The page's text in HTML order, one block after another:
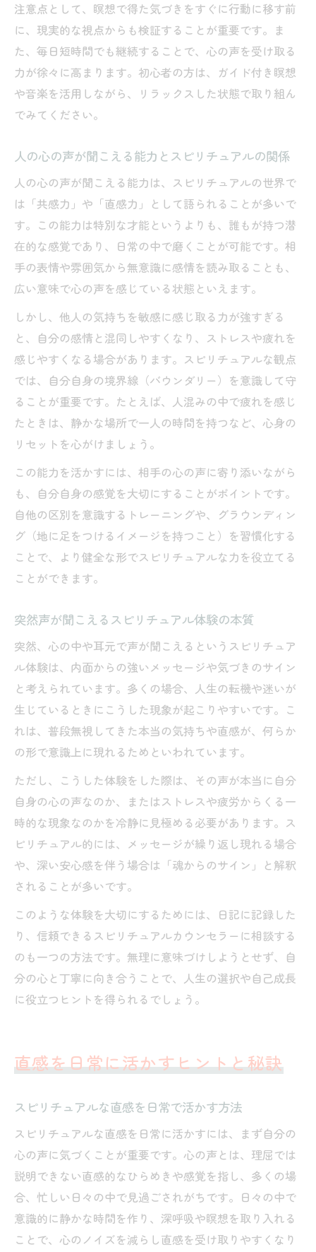
注意点として、瞑想で得た気づきをすぐに行動に移す前
に、現実的な視点からも検証することが重要です。ま
た、毎日短時間でも継続することで、心の声を受け取る
力が徐々に高まります。初心者の方は、ガイド付き瞑想
や音楽を活用しながら、リラックスした状態で取り組ん
でみてください。
人の心の声が聞こえる能力とスピリチュアルの関係
人の心の声が聞こえる能力は、スピリチュアルの世界で
は「共感力」や「直感力」として語られることが多いで
す。この能力は特別な才能というよりも、誰もが持つ潜
在的な感覚であり、日常の中で磨くことが可能です。相
手の表情や雰囲気から無意識に感情を読み取ることも、
広い意味で心の声を感じている状態といえます。
しかし、他人の気持ちを敏感に感じ取る力が強すぎる
と、自分の感情と混同しやすくなり、ストレスや疲れを
感じやすくなる場合があります。スピリチュアルな観点
では、自分自身の境界線（バウンダリー）を意識して守
ることが重要です。たとえば、人混みの中で疲れを感じ
たときは、静かな場所で一人の時間を持つなど、心身の
リセットを心がけましょう。
この能力を活かすには、相手の心の声に寄り添いながら
も、自分自身の感覚を大切にすることがポイントです。
自他の区別を意識するトレーニングや、グラウンディン
グ（地に足をつけるイメージを持つこと）を習慣化する
ことで、より健全な形でスピリチュアルな力を役立てる
ことができます。
突然声が聞こえるスピリチュアル体験の本質
突然、心の中や耳元で声が聞こえるというスピリチュア
ル体験は、内面からの強いメッセージや気づきのサイン
と考えられています。多くの場合、人生の転機や迷いが
生じているときにこうした現象が起こりやすいです。こ
れは、普段無視してきた本当の気持ちや直感が、何らか
の形で意識上に現れるためといわれています。
ただし、こうした体験をした際は、その声が本当に自分
自身の心の声なのか、またはストレスや疲労からくる一
時的な現象なのかを冷静に見極める必要があります。ス
ピリチュアル的には、メッセージが繰り返し現れる場合
や、深い安心感を伴う場合は「魂からのサイン」と解釈
されることが多いです。
このような体験を大切にするためには、日記に記録した
り、信頼できるスピリチュアルカウンセラーに相談する
のも一つの方法です。無理に意味づけしようとせず、自
分の心と丁寧に向き合うことで、人生の選択や自己成長
に役立つヒントを得られるでしょう。
直感を日常に活かすヒントと秘訣
スピリチュアルな直感を日常で活かす方法
スピリチュアルな直感を日常に活かすには、まず自分の
心の声に気づくことが重要です。心の声とは、理屈では
説明できない直感的なひらめきや感覚を指し、多くの場
合、忙しい日々の中で見過ごされがちです。日々の中で
意識的に静かな時間を作り、深呼吸や瞑想を取り入れる
ことで、心のノイズを減らし直感を受け取りやすくなり